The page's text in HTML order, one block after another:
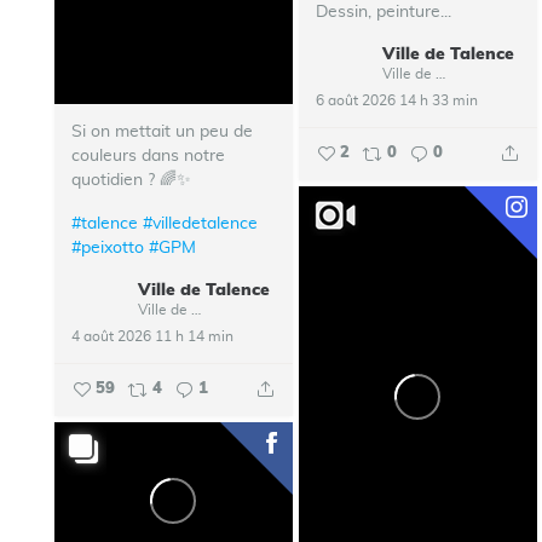
Dessin, peinture...
Ville de Talence
6 août 2026 14 h 33 min
2 0 0
Si on mettait un peu de
couleurs dans notre
quotidien ? 🌈✨
#talence #villedetalence
#peixotto #GPM
Ville de Talence
4 août 2026 11 h 14 min
59 4 1